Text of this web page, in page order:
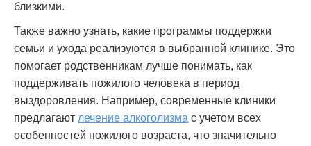
близкими.
Также важно узнать, какие программы поддержки
семьи и ухода реализуются в выбранной клинике. Это
помогает родственникам лучше понимать, как
поддерживать пожилого человека в период
выздоровления. Например, современные клиники
предлагают лечение алкоголизма с учетом всех
особенностей пожилого возраста, что значительно